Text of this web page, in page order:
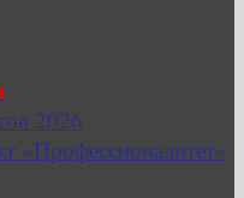
2026
«Профессионалитет»